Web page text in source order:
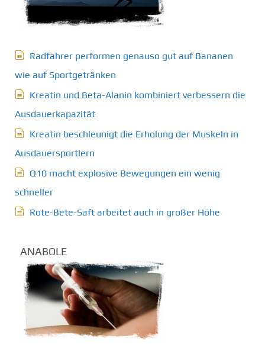
Radfahrer performen genauso gut auf Bananen
wie auf Sportgetränken
Kreatin und Beta-Alanin kombiniert verbessern die
Ausdauerkapazität
Kreatin beschleunigt die Erholung der Muskeln in
Ausdauersportlern
Q10 macht explosive Bewegungen ein wenig
schneller
Rote-Bete-Saft arbeitet auch in großer Höhe
ANABOLE